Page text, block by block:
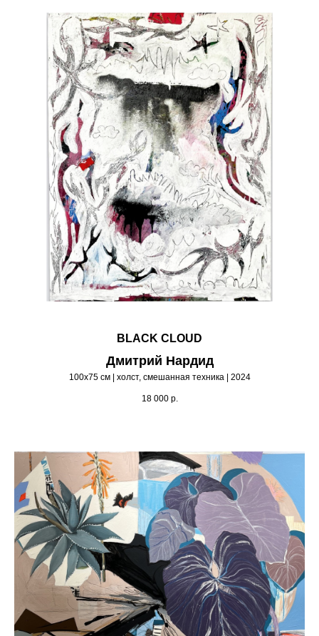
BLACK CLOUD
Дмитрий Нардид
100х75 см | холст, смешанная техника | 2024
18 000 р.